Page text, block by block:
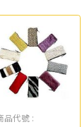
品代號 :